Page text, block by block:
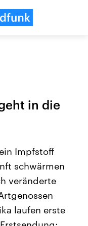
USA
Beiträge,
Hintergründe
und
die Vereinigten
mächtigsten Ländern
großem Einfluss auf
in die
Impfstoff
schwärmen
veränderte
laufen erste